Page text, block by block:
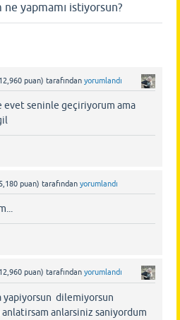
yapmamı istiyorsun?
puan) tarafından yorumlandı
seninle geçiriyorum ama
puan) tarafından yorumlandı
puan) tarafından yorumlandı
dilemiyorsun
anlarsiniz saniyordum